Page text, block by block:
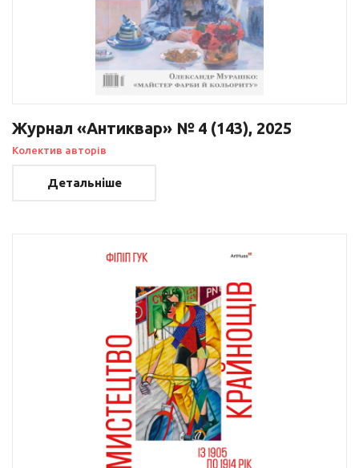
Журнал «Антиквар» № 4 (143), 2025
Колектив авторів
Детальніше